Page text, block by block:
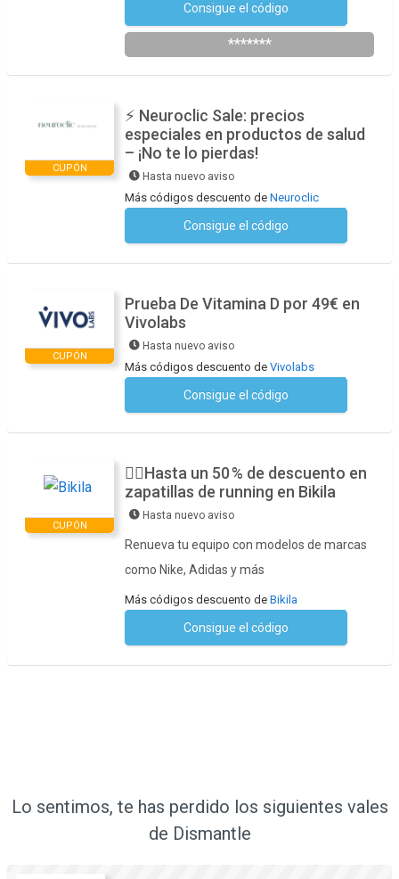
Consigue el código
*******
CUPÓN
⚡ Neuroclic Sale: precios
especiales en productos de salud
– ¡No te lo pierdas!
Hasta nuevo aviso
Más códigos descuento de Neuroclic
Consigue el código
CUPÓN
Prueba De Vitamina D por 49€ en
Vivolabs
Hasta nuevo aviso
Más códigos descuento de Vivolabs
Consigue el código
CUPÓN
🏃‍♂️Hasta un 50 % de descuento en
zapatillas de running en Bikila
Hasta nuevo aviso
Renueva tu equipo con modelos de marcas
como Nike, Adidas y más
Más códigos descuento de Bikila
Consigue el código
Lo sentimos, te has perdido los siguientes vales
de Dismantle